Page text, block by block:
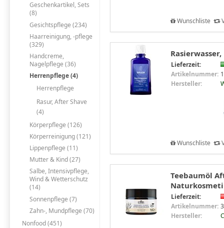
Geschenkartikel, Sets
(8)
Gesichtspflege (234)
Haarreinigung, -pflege
(329)
Handcreme,
Nagelpflege (36)
Herrenpflege (4)
Herrenpflege
Rasur, After Shave
(4)
Körperpflege (126)
Körperreinigung (121)
Lippenpflege (11)
Mutter & Kind (27)
Salbe, Intensivpflege,
Wind & Wetterschutz
(14)
Sonnenpflege (7)
Zahn-, Mundpflege (70)
Nonfood (451)
Wunschliste
Lieferzeit:
Artikelnummer:
Hersteller:
Wunschliste
Teebaumöl
Lieferzeit:
Artikelnummer:
Hersteller: